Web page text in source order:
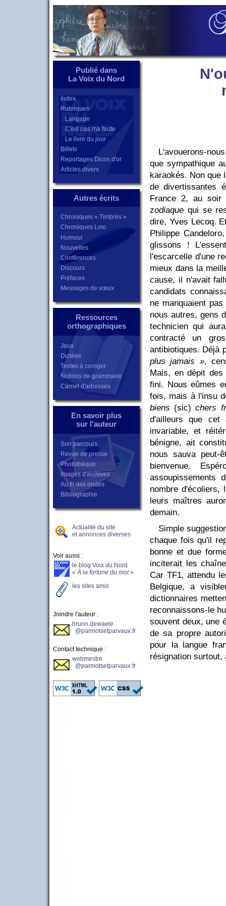
Publié dans
La Voix du Nord
Index
Rubriques
Langage
C'est pas ma faute
Le livre du jour
Billets
Reportages Dicos d'or
Articles divers
Autres écrits
Chroniques « Timbrés »
Chroniques LIRE
Humour
Nouvelles
Conférences
Discours
Préfaces
Messages de vœux
Ressources
orthographiques
Jeux
Dictées
Textes à corriger
Notions de grammaire
Carnet d'adresses
En savoir plus
sur l'auteur
Son parcours
Revue de presse
Photothèque
Images d'archives
Au fil des ondes
Bibliographie
Actualité du site
et annonces diverses
Voir aussi :
le blog Voix du Nord
« À la fortune du mot»
les sites amis
Joindre l'auteur :
bruno.dewaele
@parmotsetparvaux.fr
Contact technique :
webmestre
@parmotsetparvaux.fr
L'avouerons-
que sympathique
karaokés. Non que
de divertissantes
France 2, au
zodiaque qui se
dire, Yves Lecoq.
Philippe
glissons !
l'escarcelle d'une
mieux dans la
cause, il n'avait
candidats
ne manquaient
nous autres, gens
technicien qui
contracté un
antibiotiques. Déjà
plus jamais »,
Mais, en dépit
fini. Nous eûmes
fois, mais à l'insu
biens (sic)chers
d'ailleurs que cet
invariable, et
bénigne, ait
nous sauva peut-
bienvenue.
assoupissements
nombre d'écoliers,
leurs maîtres
demain.
Simple
chaque fois qu'il
bonne et due
inciterait les
Car TF1, attendu
Belgique, a
dictionnaires
reconnaissons-le
souvent deux, une
de sa propre
pour la langue
résignation